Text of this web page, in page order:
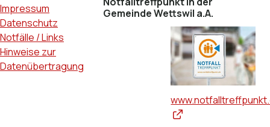
Impressum
Datenschutz
Notfälle / Links
Hinweise zur
Datenübertragung
Gemeinde Wettswil a.A.